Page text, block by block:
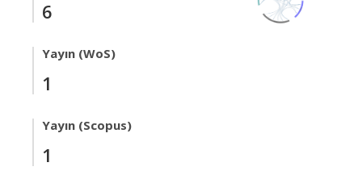
6
Yayın (WoS)
1
Yayın (Scopus)
1